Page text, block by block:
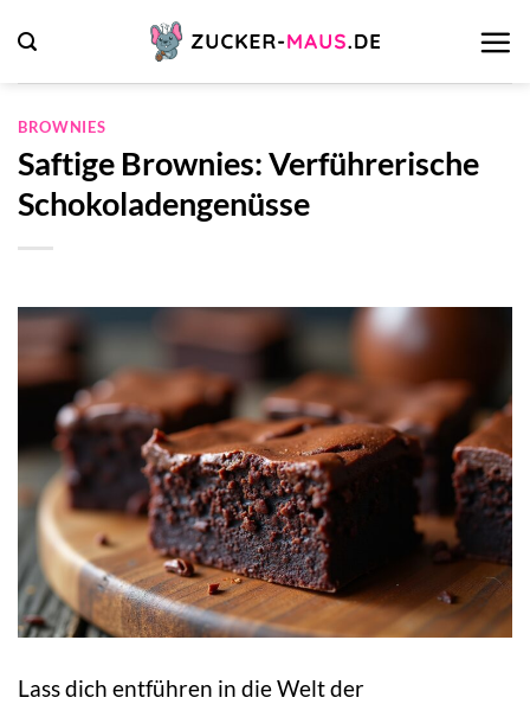
Inhalt
springen
BROWNIES
Saftige Brownies: Verführerische
Schokoladengenüsse
Lass dich entführen in die Welt der